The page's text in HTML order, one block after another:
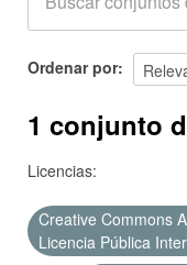
Acerca de
Ordenar por
1 conjunto
Licencias:
Creative Commons
Licencia Pública